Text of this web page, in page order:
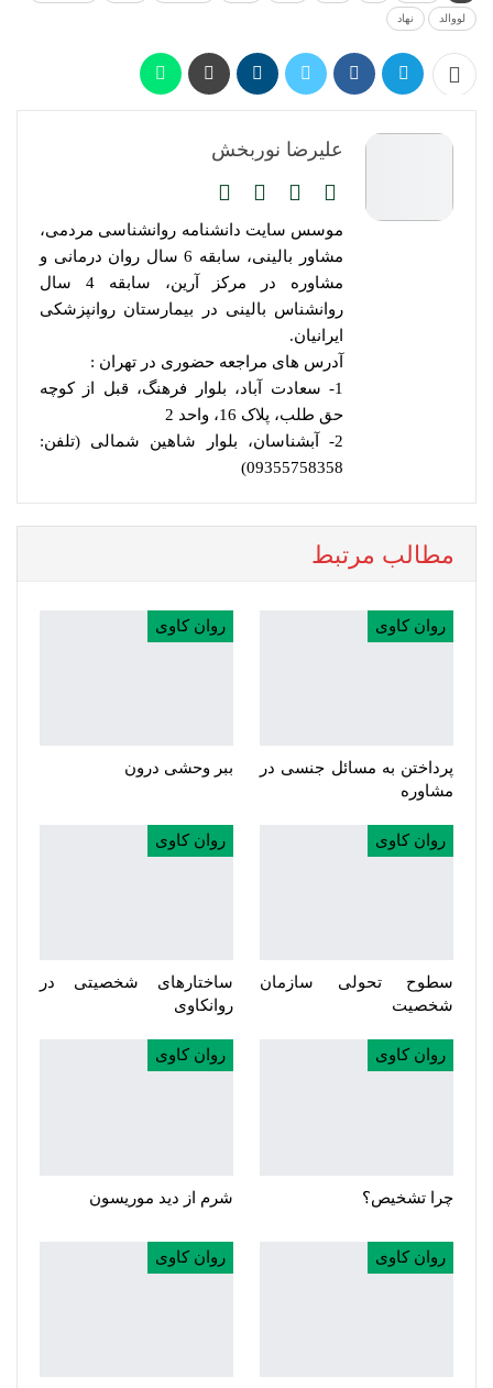
لووالد نهاد
علیرضا نوربخش
موسس سایت دانشنامه روانشناسی مردمی،
مشاور بالینی، سابقه 6 سال روان درمانی و
مشاوره در مرکز آرین، سابقه 4 سال
روانشناس بالینی در بیمارستان روانپزشکی
ایرانیان.
آدرس های مراجعه حضوری در تهران :
1- سعادت آباد، بلوار فرهنگ، قبل از کوچه
حق طلب، پلاک 16، واحد 2
2- آبشناسان، بلوار شاهین شمالی (تلفن:
09355758358)
مطالب مرتبط
روان کاوی
پرداختن به مسائل جنسی در
مشاوره
روان کاوی
ببر وحشی درون
روان کاوی
سطوح تحولی سازمان‌
شخصیت
روان کاوی
ساختارهای شخصیتی در
روانکاوی
روان کاوی
چرا تشخیص؟
روان کاوی
شرم از دید موریسون
روان کاوی روان کاوی